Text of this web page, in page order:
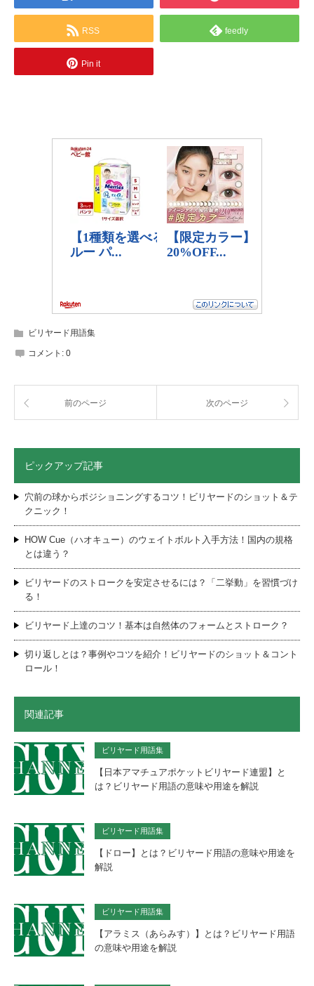
RSS feedly
Pin it
ビリヤード用語集
コメント: 0
前のページ 次のページ
ピックアップ記事
穴前の球からポジショニングするコツ！ビリヤードのショット＆テ
クニック！
HOW Cue（ハオキュー）のウェイトボルト入手方法！国内の規格
とは違う？
ビリヤードのストロークを安定させるには？「二挙動」を習慣づけ
る！
ビリヤード上達のコツ！基本は自然体のフォームとストローク？
切り返しとは？事例やコツを紹介！ビリヤードのショット＆コント
ロール！
関連記事
ビリヤード用語集
【日本アマチュアポケットビリヤード連盟】と
は？ビリヤード用語の意味や用途を解説
ビリヤード用語集
【ドロー】とは？ビリヤード用語の意味や用途を
解説
ビリヤード用語集
【アラミス（あらみす）】とは？ビリヤード用語
の意味や用途を解説